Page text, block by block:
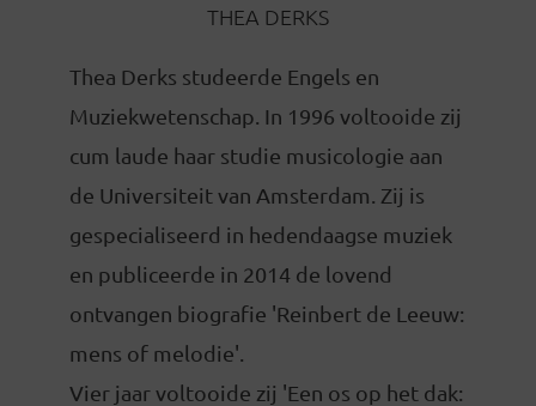
THEA DERKS
Thea Derks studeerde Engels en
Muziekwetenschap. In 1996 voltooide zij
cum laude haar studie musicologie aan
de Universiteit van Amsterdam. Zij is
gespecialiseerd in hedendaagse muziek
en publiceerde in 2014 de lovend
ontvangen biografie 'Reinbert de Leeuw:
mens of melodie'.
Vier jaar voltooide zij 'Een os op het dak: